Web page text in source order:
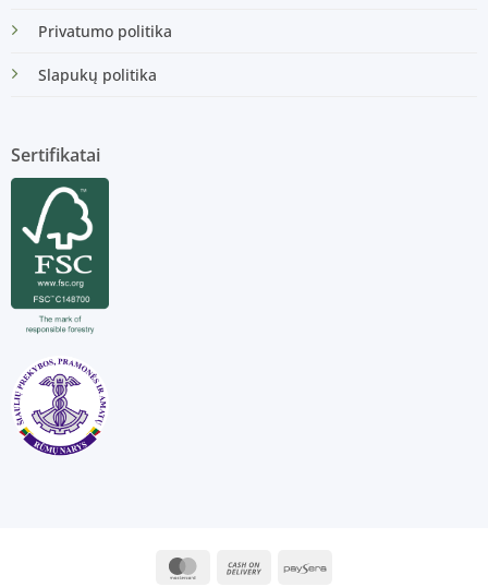
Privatumo politika
Slapukų politika
Sertifikatai
MasterCardCash
Paysera